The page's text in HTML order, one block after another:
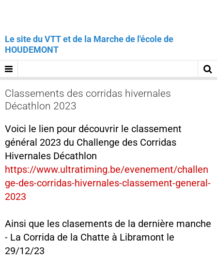
Le site du VTT et de la Marche de l'école de
HOUDEMONT
Classements des corridas hivernales
Décathlon 2023
Voici le lien pour découvrir le classement
général 2023 du Challenge des Corridas
Hivernales Décathlon
https://www.ultratiming.be/evenement/challen
ge-des-corridas-hivernales-classement-general-
2023
Ainsi que les clasements de la dernière manche
- La Corrida de la Chatte à Libramont le
29/12/23